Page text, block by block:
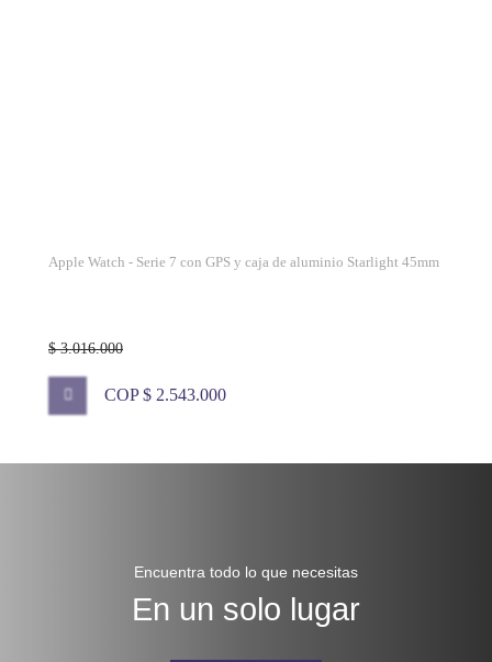
Apple Watch - Serie 7 con GPS y caja de aluminio Starlight 45mm
$ 3.016.000
COP $ 2.543.000
Encuentra todo lo que necesitas
En un solo lugar